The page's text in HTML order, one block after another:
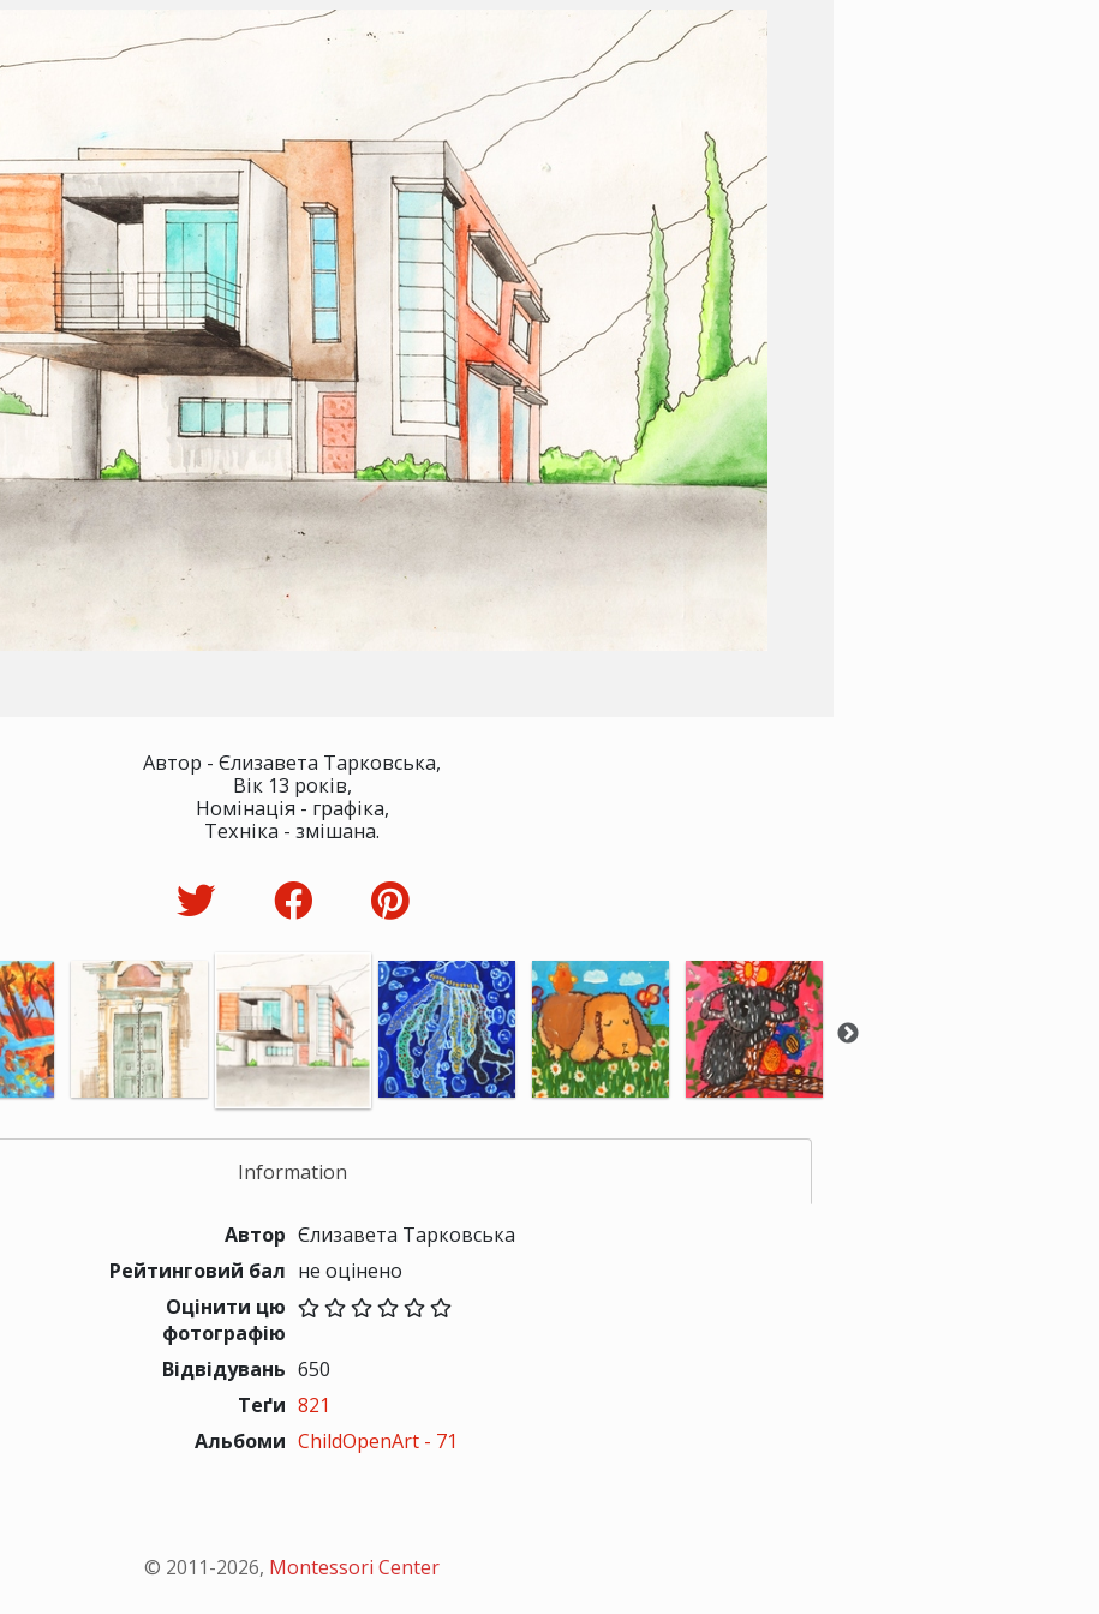
Автор - Єлизавета Тарковська,
Вік 13 років,
Номінація - графіка,
Техніка - змішана.
Information
Автор Єлизавета Тарковська
Рейтинговий бал не оцінено
Оцінити цю
фотографію
Відвідувань 650
Теґи 821
Альбоми ChildOpenArt - 71
© 2011-2026, Montessori Center